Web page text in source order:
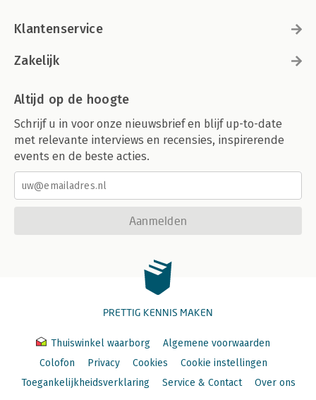
Klantenservice
Zakelijk
Altijd op de hoogte
Schrijf u in voor onze nieuwsbrief en blijf up-to-date
met relevante interviews en recensies, inspirerende
events en de beste acties.
Aanmelden
PRETTIG KENNIS MAKEN
Thuiswinkel waarborg
Algemene voorwaarden
Colofon
Privacy Cookies
Cookie instellingen
Toegankelijkheidsverklaring
Service & Contact Over ons